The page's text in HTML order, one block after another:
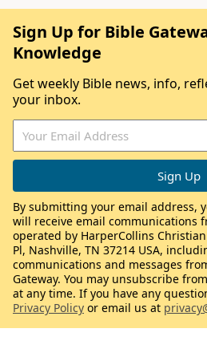
Sign Up for Bible
Knowledge
Get weekly Bible news, info,
your inbox.
By submitting your email address,
will receive email communications
operated by HarperCollins
Pl, Nashville, TN 37214 USA,
communications and messages
Gateway. You may unsubscribe
at any time. If you have any
Privacy Policy or email us at